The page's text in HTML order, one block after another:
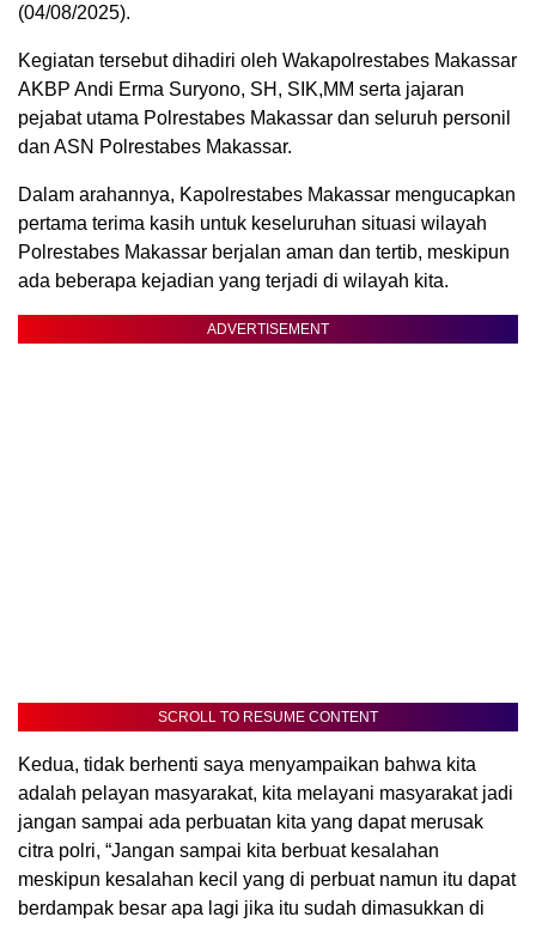
(04/08/2025).
Kegiatan tersebut dihadiri oleh Wakapolrestabes Makassar
AKBP Andi Erma Suryono, SH, SIK,MM serta jajaran
pejabat utama Polrestabes Makassar dan seluruh personil
dan ASN Polrestabes Makassar.
Dalam arahannya, Kapolrestabes Makassar mengucapkan
pertama terima kasih untuk keseluruhan situasi wilayah
Polrestabes Makassar berjalan aman dan tertib, meskipun
ada beberapa kejadian yang terjadi di wilayah kita.
ADVERTISEMENT
SCROLL TO RESUME CONTENT
Kedua, tidak berhenti saya menyampaikan bahwa kita
adalah pelayan masyarakat, kita melayani masyarakat jadi
jangan sampai ada perbuatan kita yang dapat merusak
citra polri, “Jangan sampai kita berbuat kesalahan
meskipun kesalahan kecil yang di perbuat namun itu dapat
berdampak besar apa lagi jika itu sudah dimasukkan di